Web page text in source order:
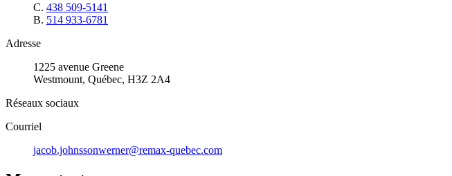
C. 438 509-5141
B. 514 933-6781
Adresse
1225 avenue Greene
Westmount, Québec, H3Z 2A4
Réseaux sociaux
Courriel
jacob.johnssonwerner@remax-quebec.com